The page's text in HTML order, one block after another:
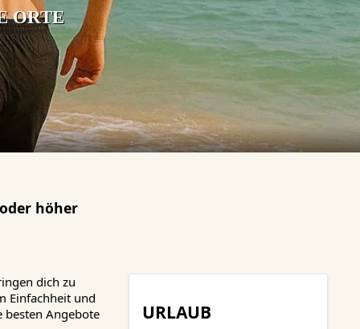
ORTE
höher
dich zu
Einfachheit und
besten Angebote
URLAUB